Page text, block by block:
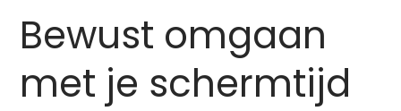
Bewust omgaan
met je schermtijd